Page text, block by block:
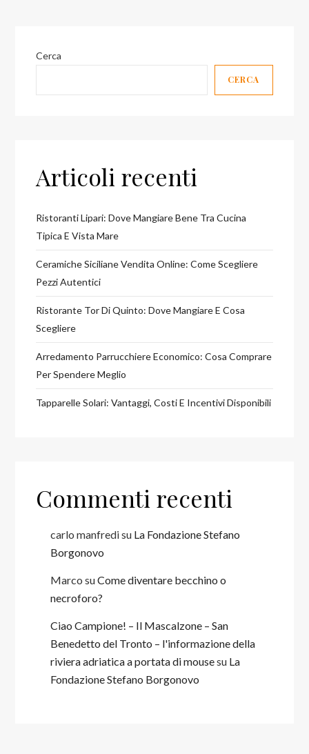
Cerca
CERCA
Articoli recenti
Ristoranti Lipari: Dove Mangiare Bene Tra Cucina
Tipica E Vista Mare
Ceramiche Siciliane Vendita Online: Come Scegliere
Pezzi Autentici
Ristorante Tor Di Quinto: Dove Mangiare E Cosa
Scegliere
Arredamento Parrucchiere Economico: Cosa Comprare
Per Spendere Meglio
Tapparelle Solari: Vantaggi, Costi E Incentivi Disponibili
Commenti recenti
carlo manfredisu La Fondazione Stefano
Borgonovo
Marco suCome diventare becchino o
necroforo?
Ciao Campione! – Il Mascalzone – San
Benedetto del Tronto – l'informazione della
riviera adriatica a portata di mousesu La
Fondazione Stefano Borgonovo